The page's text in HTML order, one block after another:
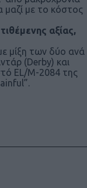
μαζί με το κόστος
αξίας,
μίξη των δύο ανά
(Derby) και
EL/M-2084 της